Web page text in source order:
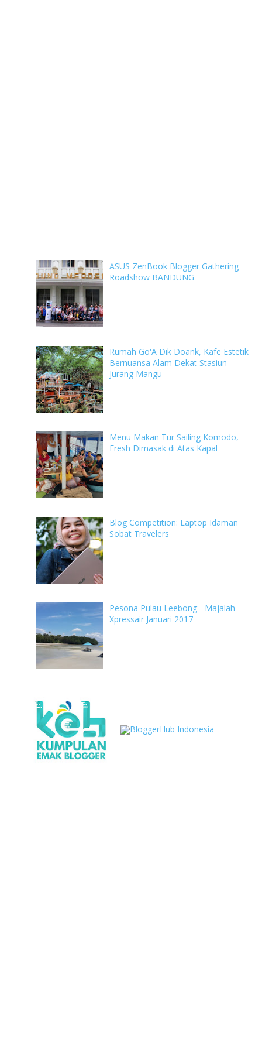
ASUS ZenBook Blogger Gathering
Roadshow BANDUNG
Rumah Go'A Dik Doank, Kafe Estetik
Bernuansa Alam Dekat Stasiun
Jurang Mangu
Menu Makan Tur Sailing Komodo,
Fresh Dimasak di Atas Kapal
Blog Competition: Laptop Idaman
Sobat Travelers
Pesona Pulau Leebong - Majalah
Xpressair Januari 2017